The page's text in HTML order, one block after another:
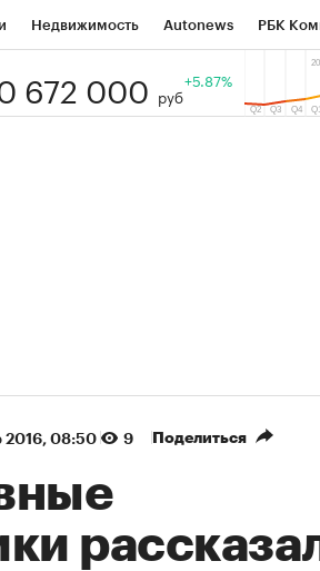
Недвижимость Autonews РБК
Тренды
672 000 руб
+5.87%
2016, 08:50 9 Поделиться